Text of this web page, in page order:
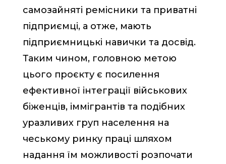
самозайняті ремісники та приватні
підприємці, а отже, мають
підприємницькі навички та досвід.
Таким чином, головною метою
цього проєкту є посилення
ефективної інтеграції військових
біженців, іммігрантів та подібних
уразливих груп населення на
чеському ринку праці шляхом
надання їм можливості розпочати